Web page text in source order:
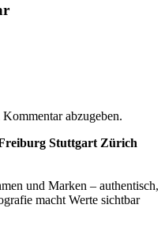
abzugeben.
Stuttgart Zürich
und Marken – authentisch,
macht Werte sichtbar